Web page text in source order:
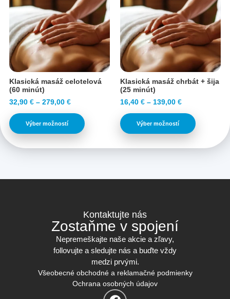
Klasická masáž celotelová
(60 minút)
32,90 € – 279,00 €
Výber možností
Klasická masáž chrbát + šija
(25 minút)
16,40 € – 139,00 €
Výber možností
Kontaktujte nás
Zostaňme v spojení
Nepremeškajte naše akcie a zľavy,
follovujte a sledujte nás a buďte vždy
medzi prvými.
Všeobecné obchodné a reklamačné podmienky
Ochrana osobných údajov